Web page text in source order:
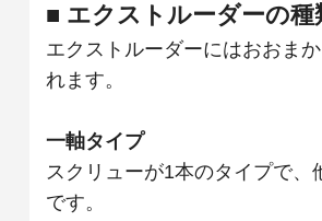
■ エクストルーダーの種
エクストルーダーにはおおま
れます。
一軸タイプ
スクリューが1本のタイプで
です。